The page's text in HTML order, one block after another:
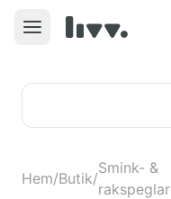
Hem/Butik/
Smink- &
rakspeglar